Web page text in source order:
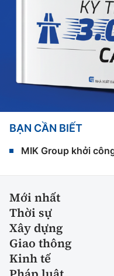
BẠN CẦN BIẾT
MIK Group khởi
Mới nhất
Thời sự
Xây dựng
Giao thông
Kinh tế